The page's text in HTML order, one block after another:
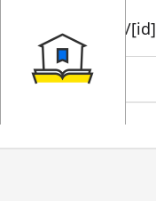
book/rent/[id]